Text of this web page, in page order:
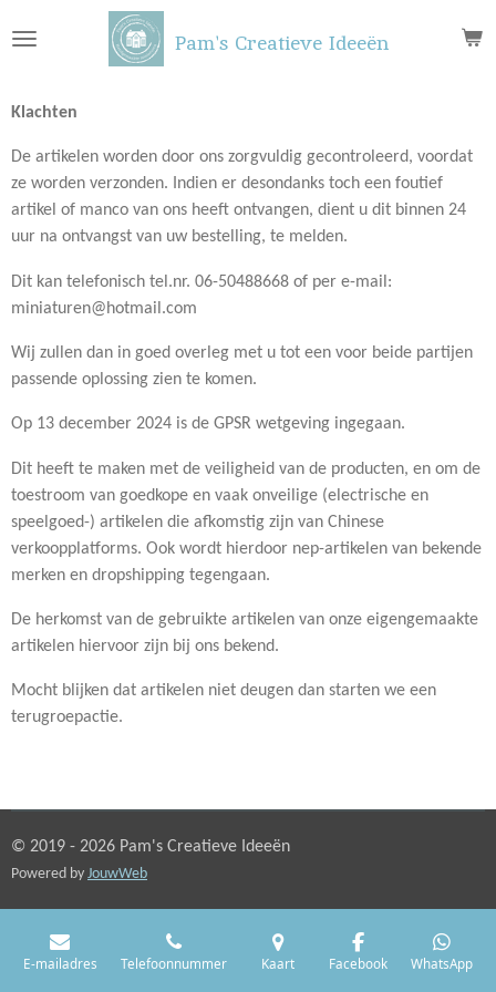
direct
de
Pam's Creatieve Ideeën
Klachten
De artikelen worden door ons zorgvuldig gecontroleerd, voordat
ze worden verzonden. Indien er desondanks toch een foutief
artikel of manco van ons heeft ontvangen, dient u dit binnen 24
uur na ontvangst van uw bestelling, te melden.
Dit kan telefonisch tel.nr. 06-50488668 of per e-mail:
miniaturen@hotmail.com
Wij zullen dan in goed overleg met u tot een voor beide partijen
passende oplossing zien te komen.
Op 13 december 2024 is de GPSR wetgeving ingegaan.
Dit heeft te maken met de veiligheid van de producten, en om de
toestroom van goedkope en vaak onveilige (electrische en
speelgoed-) artikelen die afkomstig zijn van Chinese
verkoopplatforms. Ook wordt hierdoor nep-artikelen van bekende
merken en dropshipping tegengaan.
De herkomst van de gebruikte artikelen van onze eigengemaakte
artikelen hiervoor zijn bij ons bekend.
Mocht blijken dat artikelen niet deugen dan starten we een
terugroepactie.
© 2019 - 2026 Pam's Creatieve Ideeën
Powered by JouwWeb
E-mailadres Telefoonnummer Kaart Facebook WhatsApp